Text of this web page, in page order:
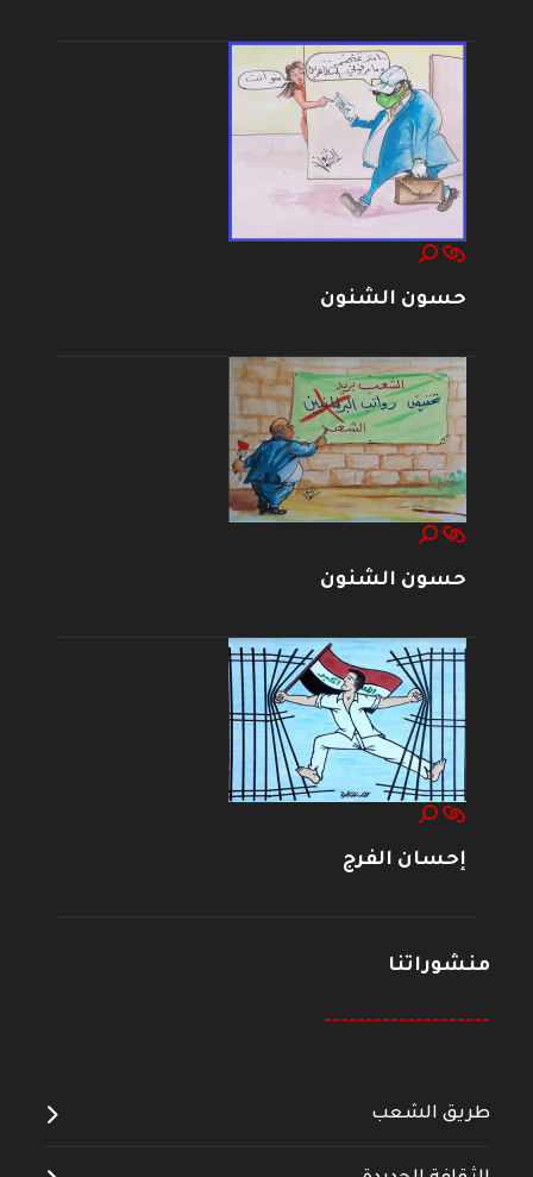
حسون الشنون
حسون الشنون
إحسان الفرج
منشوراتنا
--------------------
طريق الشعب